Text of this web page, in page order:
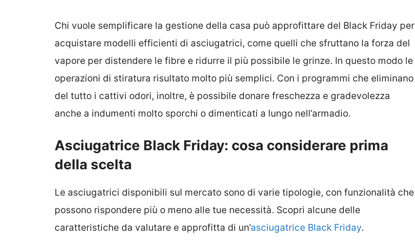
Chi vuole semplificare la gestione della casa può approfittare del Black Friday per
acquistare modelli efficienti di asciugatrici, come quelli che sfruttano la forza del
vapore per distendere le fibre e ridurre il più possibile le grinze. In questo modo le
operazioni di stiratura risultato molto più semplici. Con i programmi che eliminano
del tutto i cattivi odori, inoltre, è possibile donare freschezza e gradevolezza
anche a indumenti molto sporchi o dimenticati a lungo nell’armadio.
Asciugatrice Black Friday: cosa considerare prima
della scelta
Le asciugatrici disponibili sul mercato sono di varie tipologie, con funzionalità che
possono rispondere più o meno alle tue necessità. Scopri alcune delle
caratteristiche da valutare e approfitta di un’asciugatrice Black Friday.